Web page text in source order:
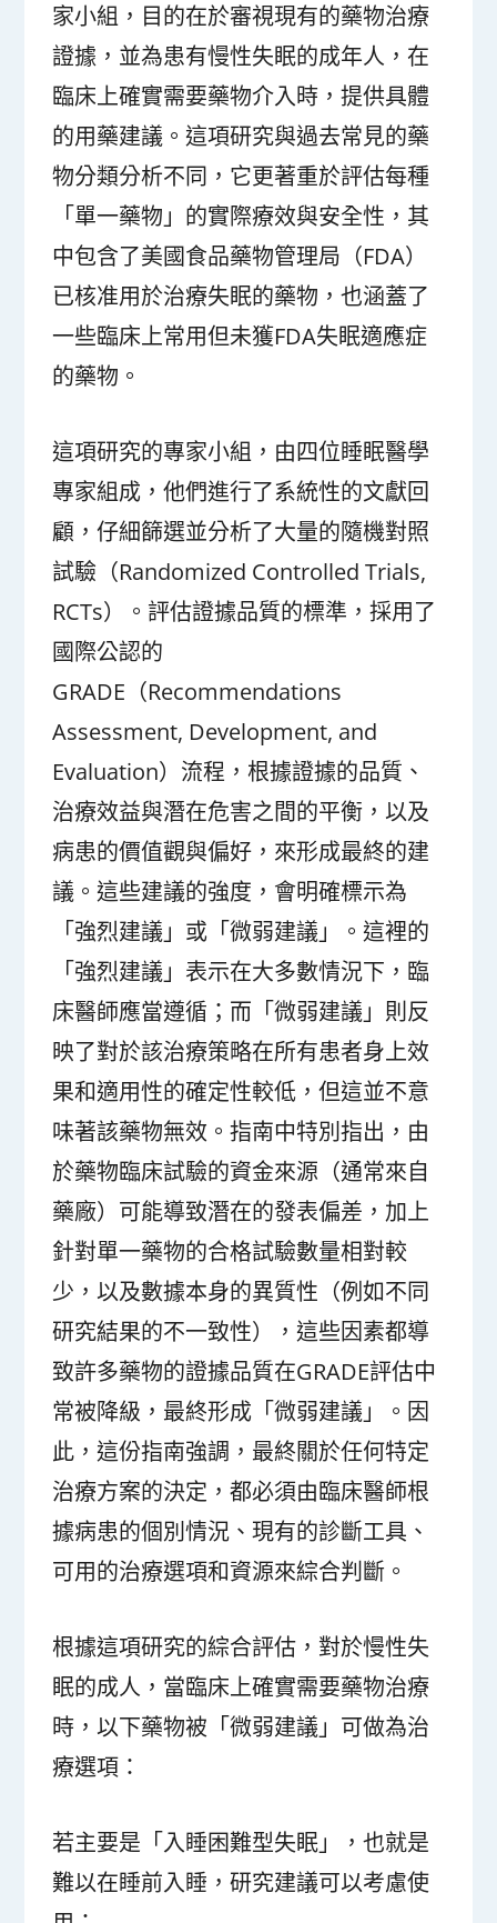
家小組，目的在於審視現有的藥物治療
證據，並為患有慢性失眠的成年人，在
臨床上確實需要藥物介入時，提供具體
的用藥建議。這項研究與過去常見的藥
物分類分析不同，它更著重於評估每種
「單一藥物」的實際療效與安全性，其
中包含了美國食品藥物管理局（FDA）
已核准用於治療失眠的藥物，也涵蓋了
一些臨床上常用但未獲FDA失眠適應症
的藥物。
這項研究的專家小組，由四位睡眠醫學
專家組成，他們進行了系統性的文獻回
顧，仔細篩選並分析了大量的隨機對照
試驗（Randomized Controlled Trials,
RCTs）。評估證據品質的標準，採用了
國際公認的
GRADE（Recommendations
Assessment, Development, and
Evaluation）流程，根據證據的品質、
治療效益與潛在危害之間的平衡，以及
病患的價值觀與偏好，來形成最終的建
議。這些建議的強度，會明確標示為
「強烈建議」或「微弱建議」。這裡的
「強烈建議」表示在大多數情況下，臨
床醫師應當遵循；而「微弱建議」則反
映了對於該治療策略在所有患者身上效
果和適用性的確定性較低，但這並不意
味著該藥物無效。指南中特別指出，由
於藥物臨床試驗的資金來源（通常來自
藥廠）可能導致潛在的發表偏差，加上
針對單一藥物的合格試驗數量相對較
少，以及數據本身的異質性（例如不同
研究結果的不一致性），這些因素都導
致許多藥物的證據品質在GRADE評估中
常被降級，最終形成「微弱建議」。因
此，這份指南強調，最終關於任何特定
治療方案的決定，都必須由臨床醫師根
據病患的個別情況、現有的診斷工具、
可用的治療選項和資源來綜合判斷。
根據這項研究的綜合評估，對於慢性失
眠的成人，當臨床上確實需要藥物治療
時，以下藥物被「微弱建議」可做為治
療選項：
若主要是「入睡困難型失眠」，也就是
難以在睡前入睡，研究建議可以考慮使